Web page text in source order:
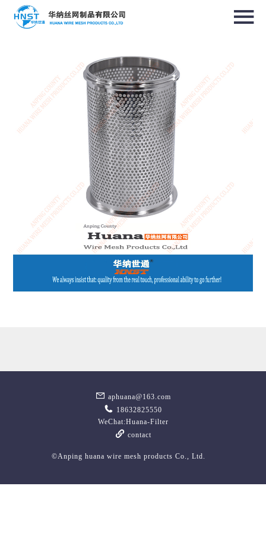
选择国家／地区
亚洲
中华人民共和国
North & South America
USA / English
Canada / English
©Anping huana wire mesh products Co., Ltd.
aphuana@163.com
18632825550
WeChat:Huana-Filter
contact